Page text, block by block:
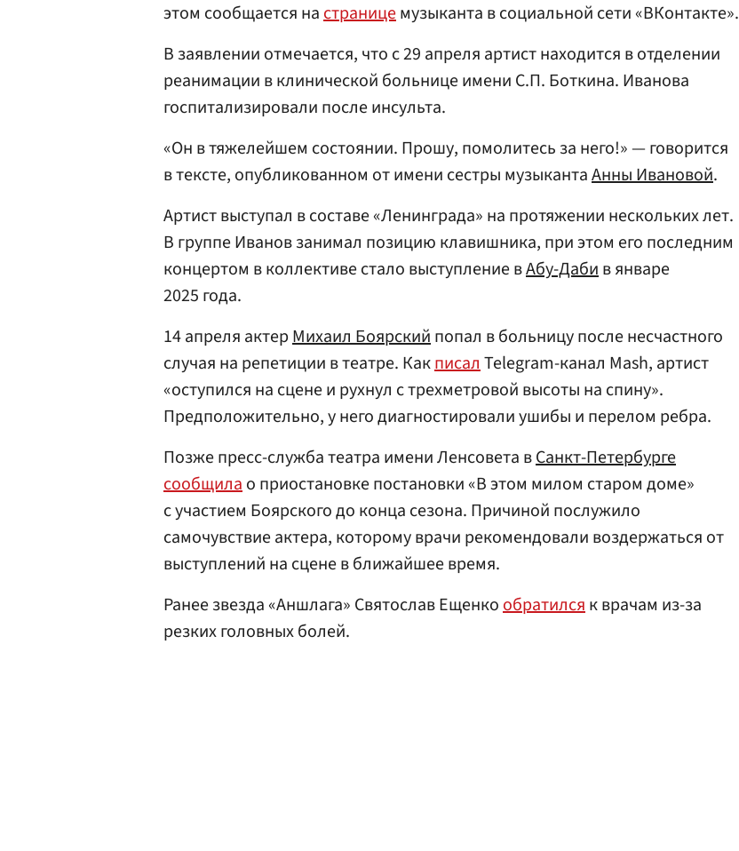
этом сообщается настраницемузыканта в социальной сети «ВКонтакте».
В заявлении отмечается, что с 29 апреля артист находится в отделении
реанимации в клинической больнице имени С.П. Боткина. Иванова
госпитализировали после инсульта.
«Он в тяжелейшем состоянии. Прошу, помолитесь за него!» — говорится
в тексте, опубликованном от имени сестры музыкантаАнны Ивановой.
Артист выступал в составе «Ленинграда» на протяжении нескольких лет.
В группе Иванов занимал позицию клавишника, при этом его последним
концертом в коллективе стало выступление вАбу-Дабив январе
2025 года.
14 апреля актерМихаил Боярскийпопал в больницу после несчастного
случая на репетиции в театре. КакписалTelegram-канал Mash, артист
«оступился на сцене и рухнул с трехметровой высоты на спину».
Предположительно, у него диагностировали ушибы и перелом ребра.
Позже пресс-служба театра имени Ленсовета вСанкт-Петербурге
сообщилао приостановке постановки «В этом милом старом доме»
с участием Боярского до конца сезона. Причиной послужило
самочувствие актера, которому врачи рекомендовали воздержаться от
выступлений на сцене в ближайшее время.
Ранее звезда «Аншлага» Святослав Ещенкообратилсяк врачам из-за
резких головных болей.